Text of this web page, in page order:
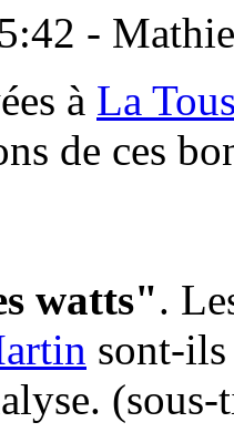
-
à La
de ces
watts".
sont-